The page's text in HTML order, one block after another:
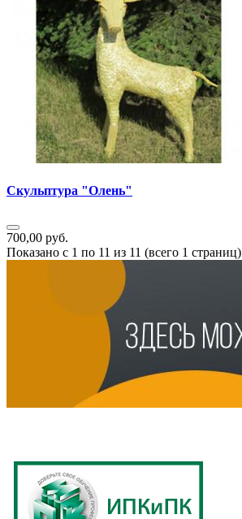
Скульптура "Олень"
700,00 руб.
Показано с 1 по 11 из 11 (всего 1 страниц)